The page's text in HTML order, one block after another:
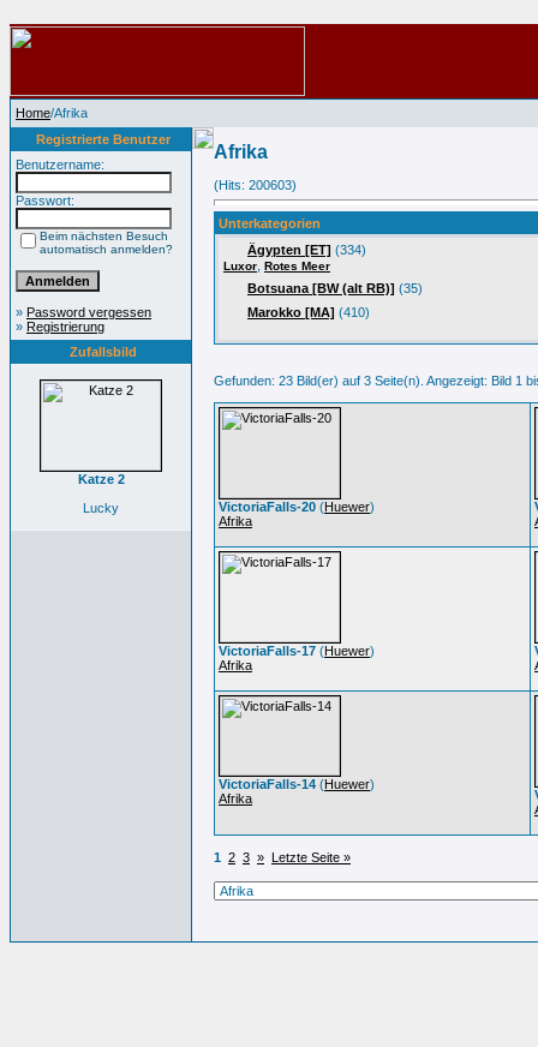
Home/Afrika
Registrierte Benutzer
Benutzername:
Passwort:
Beim nächsten Besuch
automatisch anmelden?
» Password vergessen
» Registrierung
Zufallsbild
Katze 2
Lucky
Afrika
(Hits: 200603)
Unterkategorien
Ägypten [ET] (334)
Luxor Rotes Meer
Botsuana [BW (alt RB)] (35)
Marokko [MA] (410)
Gefunden: 23 Bild(er) auf 3 Seite(n). Angezeigt: Bild 1
VictoriaFalls-20 (Huewer)
Afrika
VictoriaFalls-17 (Huewer)
Afrika
VictoriaFalls-14 (Huewer)
Afrika
1 2 3 » Letzte Seite »